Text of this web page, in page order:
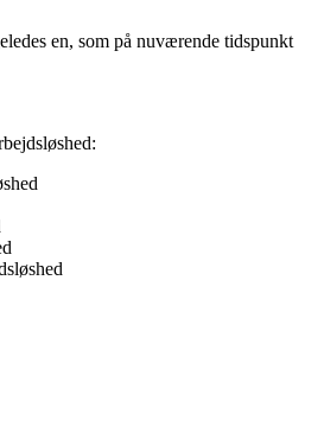
en, som på nuværende tidspunkt